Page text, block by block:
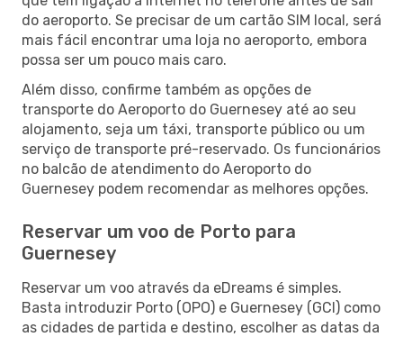
do aeroporto. Se precisar de um cartão SIM local, será
mais fácil encontrar uma loja no aeroporto, embora
possa ser um pouco mais caro.
Além disso, confirme também as opções de
transporte do Aeroporto do Guernesey até ao seu
alojamento, seja um táxi, transporte público ou um
serviço de transporte pré-reservado. Os funcionários
no balcão de atendimento do Aeroporto do
Guernesey podem recomendar as melhores opções.
Reservar um voo de Porto para
Guernesey
Reservar um voo através da eDreams é simples.
Basta introduzir Porto (OPO) e Guernesey (GCI) como
as cidades de partida e destino, escolher as datas da